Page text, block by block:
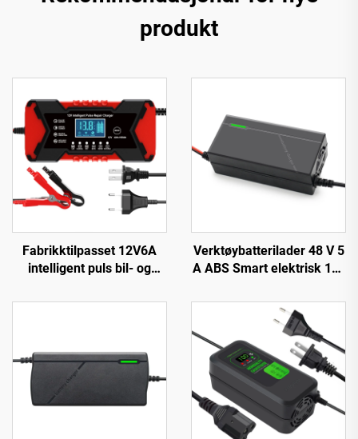
produkt
Fabrikktilpasset 12V6A
intelligent puls bil- og
12V6A automatisk
Verktøybatterilader 48 V 5
A ABS Smart elektrisk 14s
sykkel-lader 54,6 V 58,8 V
58,4 V